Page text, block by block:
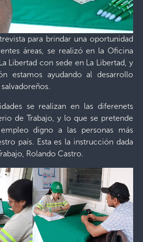
para brindar una oportunidad
áreas, se realizó en la Oficina
Libertad con sede en La Libertad, y
estamos ayudando al desarrollo
se realizan en las diferenets
de Trabajo, y lo que se pretende
digno a las personas más
país. Esta es la instrucción dada
Rolando Castro.